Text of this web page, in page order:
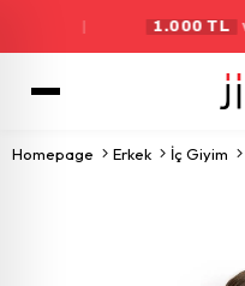
1.000 TL ve
Homepage Erkek İç Giyim